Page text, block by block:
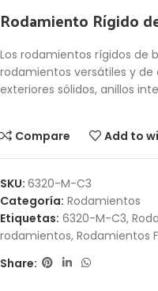
Rodamiento Rígido
Los rodamientos rígidos de
rodamientos versátiles y
exteriores sólidos, anillos
Compare Add to
SKU: 6320-M-C3
Categoría: Rodamientos
Etiquetas: 6320-M-C3,
rodamientos, Rodamientos
Share: